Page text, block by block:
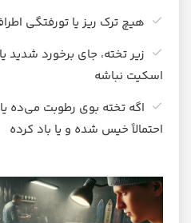
هیچ ترک ریز یا تورفتگی
زیر تخته، جای برخورد
اسکیت نباشه
اگه تخته بوی رطوبت می‌ده
احتمالاً خیس شده و یا باد کرده